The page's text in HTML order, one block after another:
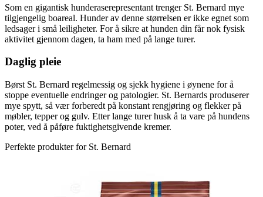
Som en gigantisk hunderaserepresentant trenger St. Bernard mye
tilgjengelig boareal. Hunder av denne størrelsen er ikke egnet som
ledsager i små leiligheter. For å sikre at hunden din får nok fysisk
aktivitet gjennom dagen, ta ham med på lange turer.
Daglig pleie
Børst St. Bernard regelmessig og sjekk hygiene i øynene for å
stoppe eventuelle endringer og patologier. St. Bernards produserer
mye spytt, så vær forberedt på konstant rengjøring og flekker på
møbler, tepper og gulv. Etter lange turer husk å ta vare på hundens
poter, ved å påføre fuktighetsgivende kremer.
Perfekte produkter for St. Bernard